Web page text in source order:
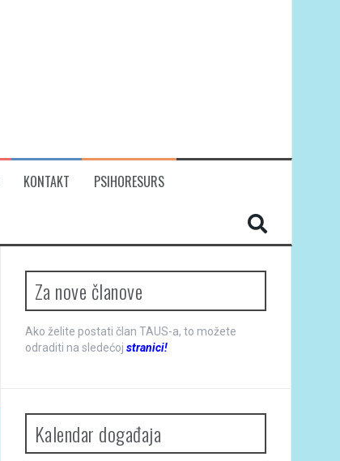
KONTAKT PSIHORESURS
Za nove članove
Ako želite postati član TAUS-a, to možete
odraditi na sledećoj stranici!
Kalendar događaja